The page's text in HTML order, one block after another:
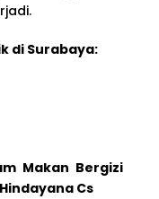
di Surabaya:
Makan Bergizi
Cs